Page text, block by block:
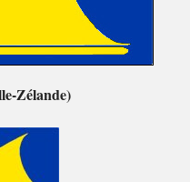
Zélande)